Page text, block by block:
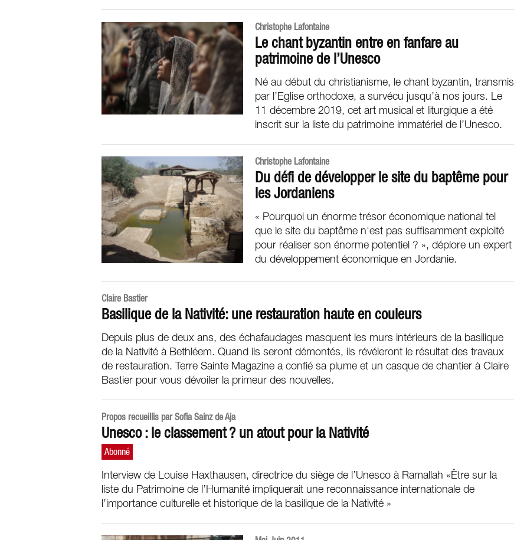
Christophe Lafontaine
Le chant byzantin entre en fanfare au
patrimoine de l’Unesco
Né au début du christianisme, le chant byzantin, transmis
par l’Eglise orthodoxe, a survécu jusqu’à nos jours. Le
11 décembre 2019, cet art musical et liturgique a été
inscrit sur la liste du patrimoine immatériel de l’Unesco.
Christophe Lafontaine
Du défi de développer le site du baptême pour
les Jordaniens
« Pourquoi un énorme trésor économique national tel
que le site du baptême n'est pas suffisamment exploité
pour réaliser son énorme potentiel ? », déplore un expert
du développement économique en Jordanie.
Claire Bastier
Basilique de la Nativité: une restauration haute en couleurs
Depuis plus de deux ans, des échafaudages masquent les murs intérieurs de la basilique
de la Nativité à Bethléem. Quand ils seront démontés, ils révéleront le résultat des travaux
de restauration. Terre Sainte Magazine a confié sa plume et un casque de chantier à Claire
Bastier pour vous dévoiler la primeur des nouvelles.
Propos recueillis par Sofia Sainz de Aja
Unesco : le classement ? un atout pour la Nativité
Interview de Louise Haxthausen, directrice du siège de l’Unesco à Ramallah «Être sur la
liste du Patrimoine de l’Humanité impliquerait une reconnaissance internationale de
l’importance culturelle et historique de la basilique de la Nativité »